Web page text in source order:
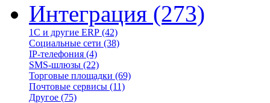
Интеграция (273)
1С и другие ERP (42)
Социальные сети (38)
IP-телефония (4)
SMS-шлюзы (22)
Торговые площадки (69)
Почтовые сервисы (11)
Другое (75)